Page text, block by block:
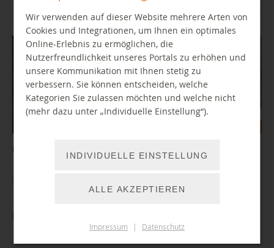
10.11.2026 10:00 Uhr
Ein Angebot der Nachrichtenwerkstatt Chemnitz.
Wir verwenden auf dieser Website mehrere Arten von
Cookies und Integrationen, um Ihnen ein optimales
Online-Erlebnis zu ermöglichen, die
Nutzerfreundlichkeit unseres Portals zu erhöhen und
unsere Kommunikation mit Ihnen stetig zu
verbessern. Sie können entscheiden, welche
Kategorien Sie zulassen möchten und welche nicht
(mehr dazu unter „Individuelle Einstellung“).
INDIVIDUELLE EINSTELLUNG
ALLE AKZEPTIEREN
Impressum | Datenschutz